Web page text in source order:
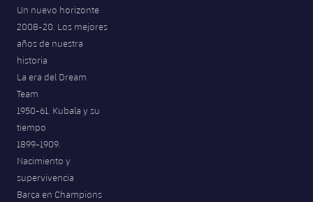
Un nuevo horizonte
2008-20. Los mejores
años de nuestra
historia
La era del Dream
Team
1950-61. Kubala y su
tiempo
1899-1909.
Nacimiento y
supervivencia
Barça en Champions